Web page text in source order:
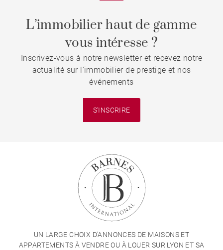
L’immobilier haut de gamme
vous intéresse ?
Inscrivez-vous à notre newsletter et recevez notre
actualité sur l'immobilier de prestige et nos
événements
S'INSCRIRE
UN LARGE CHOIX D'ANNONCES DE MAISONS ET
APPARTEMENTS À VENDRE OU À LOUER SUR LYON ET SA